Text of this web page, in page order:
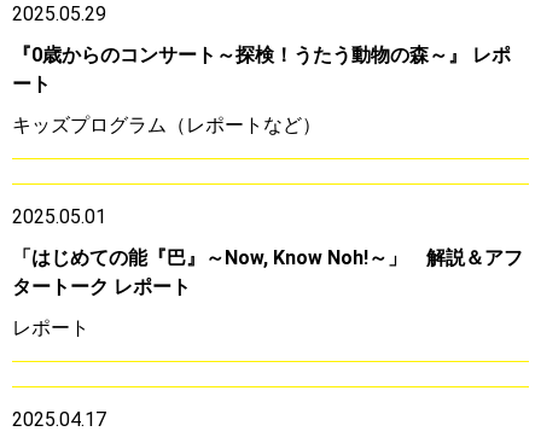
2025.05.29
『0歳からのコンサート～探検！うたう動物の森～』 レポ
ート
キッズプログラム（レポートなど）
2025.05.01
「はじめての能『巴』～Now, Know Noh!～」 解説＆アフ
タートーク レポート
レポート
2025.04.17